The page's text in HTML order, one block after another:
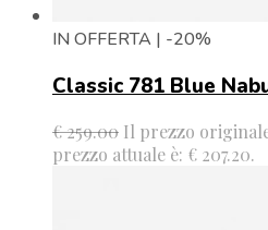
IN OFFERTA | -20%
Classic 781 Blue
€259.00 Il prezzo
prezzo attuale è: € 207.20.